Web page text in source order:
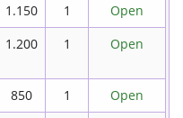
1.150 1
Open
1.200 1 Open
850 1
Open